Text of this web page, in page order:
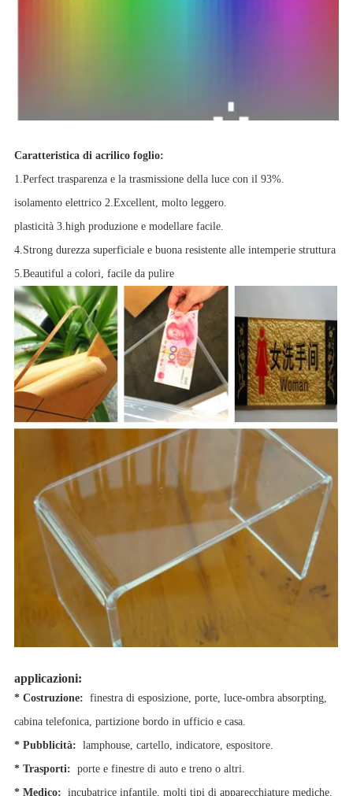
Caratteristica di acrilico foglio:
1.Perfect trasparenza e la trasmissione della luce con il 93%.
isolamento elettrico 2.Excellent, molto leggero.
plasticità 3.high produzione e modellare facile.
4.Strong durezza superficiale e buona resistente alle intemperie struttura
5.Beautiful a colori, facile da pulire
applicazioni:
* Costruzione: finestra di esposizione, porte, luce-ombra absorpting,
cabina telefonica, partizione bordo in ufficio e casa.
* Pubblicità: lamphouse, cartello, indicatore, espositore.
* Trasporti: porte e finestre di auto e treno o altri.
* Medico: incubatrice infantile, molti tipi di apparecchiature mediche.